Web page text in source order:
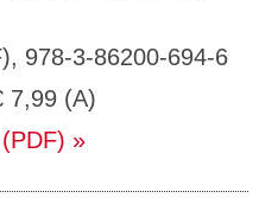
978-3-86200-694-6
7,99 (A)